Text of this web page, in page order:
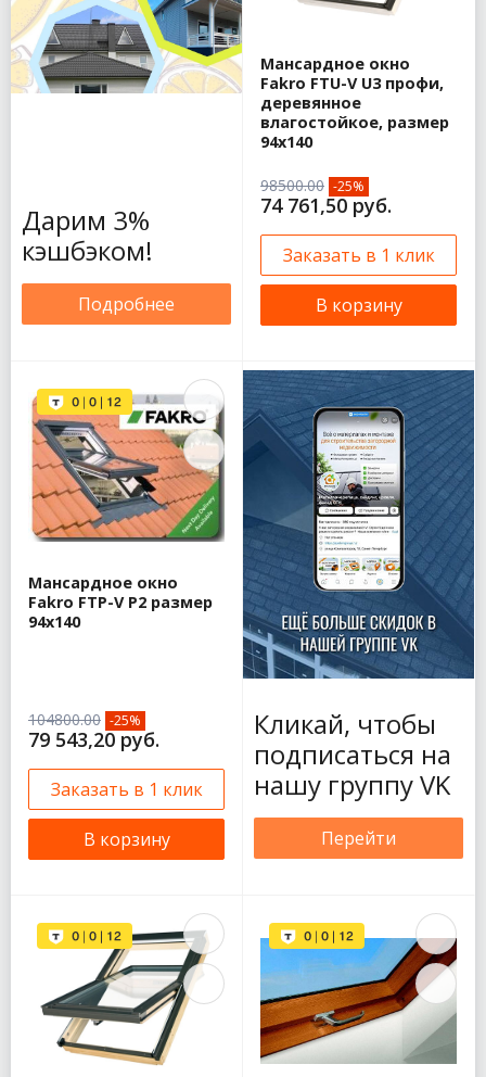
Дарим 3%
кэшбэком!
Подробнее
Мансардное окно
Fakro FTU-V U3 профи,
деревянное
влагостойкое, размер
94х140
98500.00 -25%
74 761,50 руб.
Заказать в 1 клик
В корзину
Мансардное окно
Fakro FTP-V P2 размер
94х140
104800.00 -25%
79 543,20 руб.
Заказать в 1 клик
В корзину
Кликай, чтобы
подписаться на
нашу группу VK
Перейти